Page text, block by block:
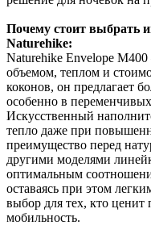
Почему стоит выбрать
Naturehike:
Naturehike Envelope
объемом, теплом и
коконов, он предлагает
особенно в
Искусственный
тепло даже при
преимущество перед
другими моделями
оптимальным
оставаясь при этом
выбор для тех, кто ценит
мобильность.